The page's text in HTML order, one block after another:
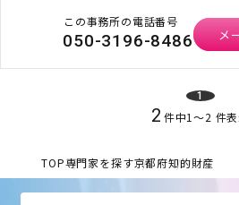
この事務所の電話番号
050-3196-8486 メ
1
2 件中1〜2 件
TOP専門家を探す京都府知的財産